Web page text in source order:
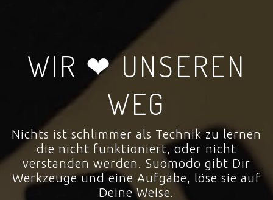
WIR ❤ UNSEREN
WEG
Nichts ist schlimmer als Technik zu lernen
die nicht funktioniert, oder nicht
verstanden werden. Suomodo gibt Dir
Werkzeuge und eine Aufgabe, löse sie auf
Deine Weise.